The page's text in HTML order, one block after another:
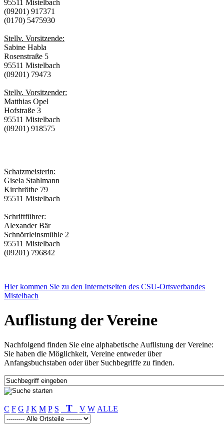
95511 Mistelbach
(09201) 917371
(0170) 5475930
Stellv. Vorsitzende:
Sabine Habla
Rosenstraße 5
95511 Mistelbach
(09201) 79473
Stellv. Vorsitzender:
Matthias Opel
Hofstraße 3
95511 Mistelbach
(09201) 918575
Schatzmeisterin:
Gisela Stahlmann
Kirchröthe 79
95511 Mistelbach
Schriftführer:
Alexander Bär
Schnörrleinsmühle 2
95511 Mistelbach
(09201) 796842
Hier kommen Sie zu den Internetseiten des CSU-Ortsverbandes
Mistelbach
Auflistung der Vereine
Nachfolgend finden Sie eine alphabetische Auflistung der Vereine:
Sie haben die Möglichkeit, Vereine entweder über
Anfangsbuchstaben oder über Suchbegriffe zu finden.
C F G J K M P S T V W ALLE